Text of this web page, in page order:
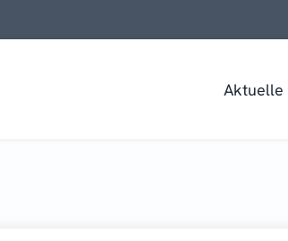
Aktuelle